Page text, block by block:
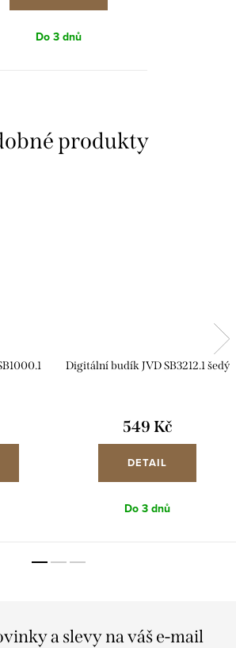
Do 3 dnů
Digitální budík JVD SB3212.1 šedý
549 Kč
DETAIL
Do 3 dnů
a slevy na váš e-mail